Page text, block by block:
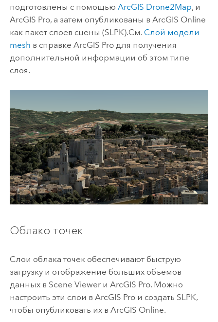
подготовлены с помощью ArcGIS Drone2Map, и
ArcGIS Pro, а затем опубликованы в ArcGIS Online
как пакет слоев сцены (SLPK).См. Слой модели
mesh в справке ArcGIS Proдля получения
дополнительной информации об этом типе
слоя.
Облако точек
Слои облака точек обеспечивают быструю
загрузку и отображение больших объемов
данных в Scene Viewerи ArcGIS Pro. Можно
настроить эти слои в ArcGIS Proи создать SLPK,
чтобы опубликовать их в ArcGIS Online.